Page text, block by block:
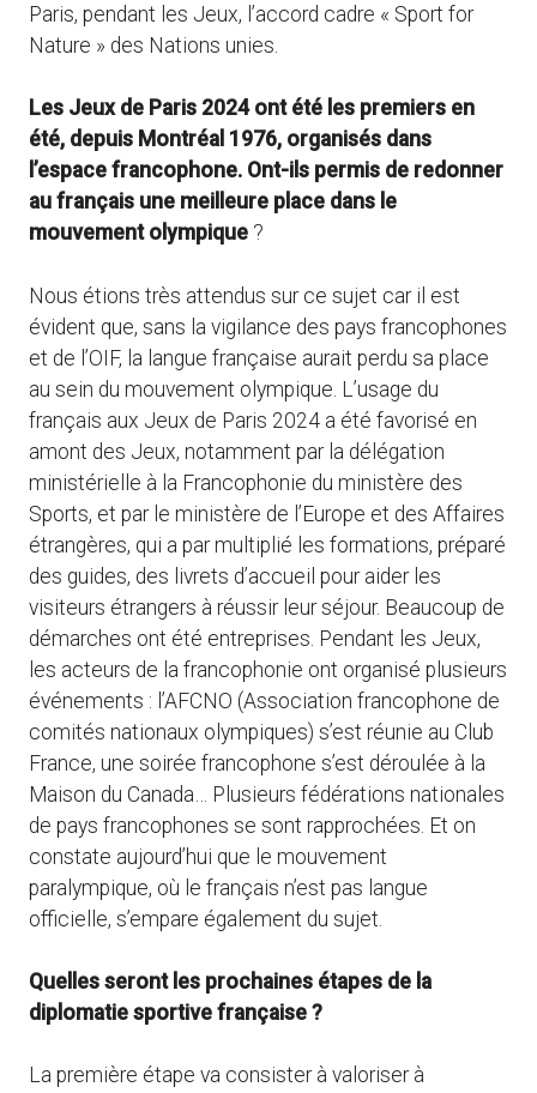
Paris, pendant les Jeux, l’accord cadre « Sport for
Nature » des Nations unies.
Les Jeux de Paris 2024 ont été les premiers en
été, depuis Montréal 1976, organisés dans
l’espace francophone. Ont-ils permis de redonner
au français une meilleure place dans le
mouvement olympique ?
Nous étions très attendus sur ce sujet car il est
évident que, sans la vigilance des pays francophones
et de l’OIF, la langue française aurait perdu sa place
au sein du mouvement olympique. L’usage du
français aux Jeux de Paris 2024 a été favorisé en
amont des Jeux, notamment par la délégation
ministérielle à la Francophonie du ministère des
Sports, et par le ministère de l’Europe et des Affaires
étrangères, qui a par multiplié les formations, préparé
des guides, des livrets d’accueil pour aider les
visiteurs étrangers à réussir leur séjour. Beaucoup de
démarches ont été entreprises. Pendant les Jeux,
les acteurs de la francophonie ont organisé plusieurs
événements : l’AFCNO (Association francophone de
comités nationaux olympiques) s’est réunie au Club
France, une soirée francophone s’est déroulée à la
Maison du Canada… Plusieurs fédérations nationales
de pays francophones se sont rapprochées. Et on
constate aujourd’hui que le mouvement
paralympique, où le français n’est pas langue
officielle, s’empare également du sujet.
Quelles seront les prochaines étapes de la
diplomatie sportive française ?
La première étape va consister à valoriser à